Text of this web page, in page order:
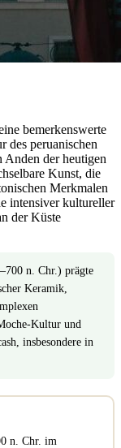
bemerkenswerte
des peruanischen
Anden der heutigen
Kunst, die
Merkmalen
intensiver kultureller
der Küste
n. Chr.) prägte
Keramik,
Kultur und
insbesondere in
n. Chr. im